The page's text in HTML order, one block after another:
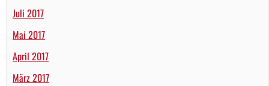
Juli 2017
Mai 2017
April 2017
März 2017